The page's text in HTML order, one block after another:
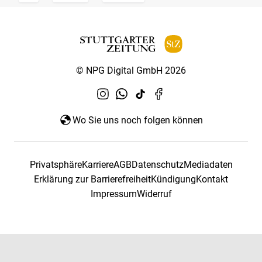
© NPG Digital GmbH 2026
Wo Sie uns noch folgen können
PrivatsphäreKarriereAGBDatenschutzMediadaten
Erklärung zur BarrierefreiheitKündigungKontakt
ImpressumWiderruf